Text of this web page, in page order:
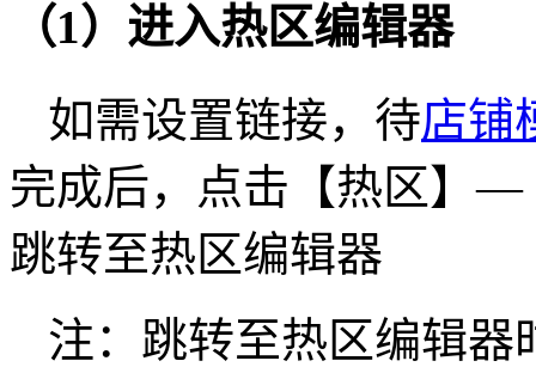
（1）进入热区编辑器
如需设置链接，待店铺
完成后，点击【热区】—
跳转至热区编辑器
注：跳转至热区编辑器